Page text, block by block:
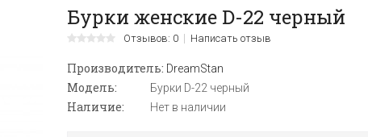
Бурки женские D-22 черный
Отзывов: 0 Написать отзыв
Производитель: DreamStan
Модель: Бурки D-22 черный
Наличие: Нет в наличии